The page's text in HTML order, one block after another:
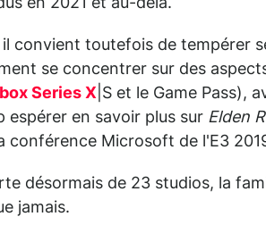
en 2021 et au-delà.
il convient toutefois de tempérer
se concentrer sur des
Series X |S et le Game Pass),
espérer en savoir plus sur Elden
conférence Microsoft de l'E3
désormais de 23 studios, la
jamais.